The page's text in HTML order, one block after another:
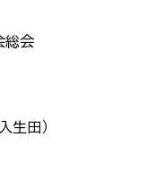
総会
生田）